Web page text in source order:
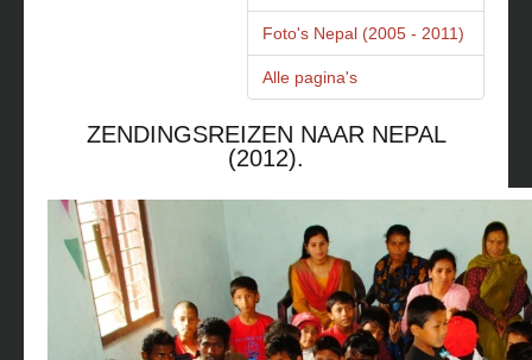
Foto's Nepal (2005 - 2011)
Alle pagina's
ZENDINGSREIZEN NAAR NEPAL
(2012).